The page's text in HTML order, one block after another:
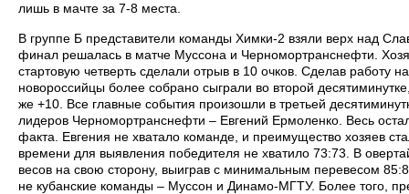
лишь в мачте за 7-8 места.
В группе Б представители команды Химки-2 взяли верх над
финал решалась в матче Муссона и Черномортранснефти.
стартовую четверть сделали отрыв в 10 очков. Сделав работу
новороссийцы более собрано сыграли во второй
же +10. Все главные события произошли в третьей
лидеров Черномортранснефти – Евгений Ермоленко. Весь
факта. Евгения не хватало команде, и преимущество хозяев
времени для выявления победителя не хватило 73:73. В
весов на свою сторону, выиграв с минимальным перевесом
не кубанские команды – Муссон и Динамо-МГТУ. Более того,